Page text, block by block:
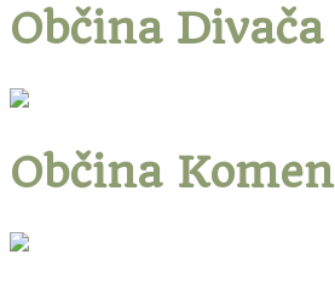
Občina Divača
Občina Komen